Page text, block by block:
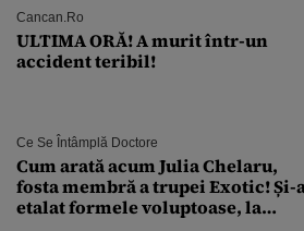
Cancan.ro
ULTIMA ORĂ! A murit într-un
accident teribil!
Ce Se Întâmplă Doctore
Cum arată acum Julia Chelaru,
fosta membră a trupei Exotic! Și-a
etalat formele voluptoase, la